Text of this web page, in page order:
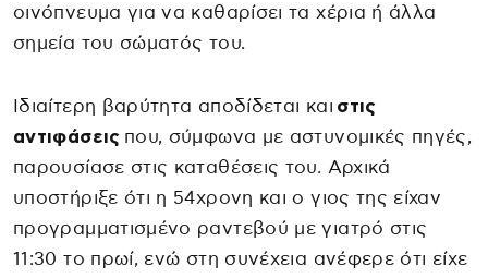
οινόπνευμα για να καθαρίσει τα χέρια ή άλλα
σημεία του σώματός του.
Ιδιαίτερη βαρύτητα αποδίδεται και στις
αντιφάσεις που, σύμφωνα με αστυνομικές πηγές,
παρουσίασε στις καταθέσεις του. Αρχικά
υποστήριξε ότι η 54χρονη και ο γιος της είχαν
προγραμματισμένο ραντεβού με γιατρό στις
11:30 το πρωί, ενώ στη συνέχεια ανέφερε ότι είχε